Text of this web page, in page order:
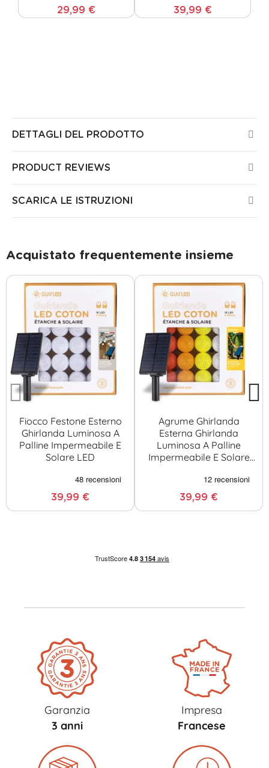
29,99 € 39,99 €
DETTAGLI DEL PRODOTTO
PRODUCT REVIEWS
SCARICA LE ISTRUZIONI
Acquistato frequentemente insieme
Fiocco Festone Esterno
Ghirlanda Luminosa A
Palline Impermeabile E
Solare LED
39,99 €
Agrume Ghirlanda
Esterna Ghirlanda
Luminosa A Palline
Impermeabile E Solare
39,99 €
Garanzia
3 anni
Impresa
Francese